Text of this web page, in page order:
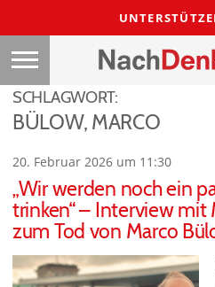
SCHLAGWORT:
BÜLOW, MARCO
20. Februar 2026 um 11:30
„Wir werden noch ein
trinken“ – Interview
zum Tod von Marco